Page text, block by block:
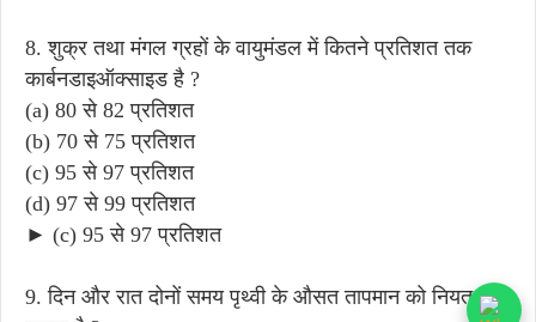
8. शुक्र तथा मंगल ग्रहों के वायुमंडल में कितने प्रतिशत तक
कार्बनडाइऑक्साइड है ?
(a) 80 से 82 प्रतिशत
(b) 70 से 75 प्रतिशत
(c) 95 से 97 प्रतिशत
(d) 97 से 99 प्रतिशत
► (c) 95 से 97 प्रतिशत
9. दिन और रात दोनों समय पृथ्वी के औसत तापमान को नियत कौन